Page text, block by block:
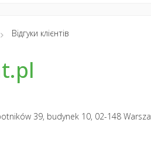
Відгуки клієнтів
39, budynek 10, 02-148